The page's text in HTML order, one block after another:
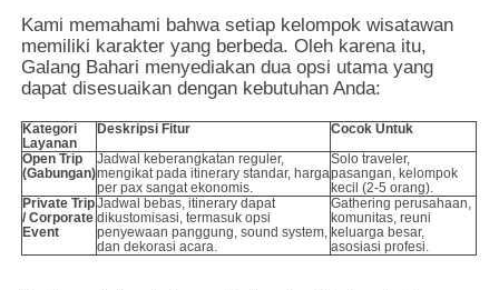
Kami memahami bahwa setiap kelompok wisatawan
memiliki karakter yang berbeda. Oleh karena itu,
Galang Bahari menyediakan dua opsi utama yang
dapat disesuaikan dengan kebutuhan Anda:
Kategori
Layanan
Deskripsi Fitur
Cocok Untuk
Open Trip
(Gabungan)
Jadwal keberangkatan reguler,
mengikat pada itinerary standar, harga
per pax sangat ekonomis.
Solo traveler,
pasangan, kelompok
kecil (2-5 orang).
Private Trip
/ Corporate
Event
Jadwal bebas, itinerary dapat
dikustomisasi, termasuk opsi
penyewaan panggung, sound system,
dan dekorasi acara.
Gathering perusahaan,
komunitas, reuni
keluarga besar,
asosiasi profesi.